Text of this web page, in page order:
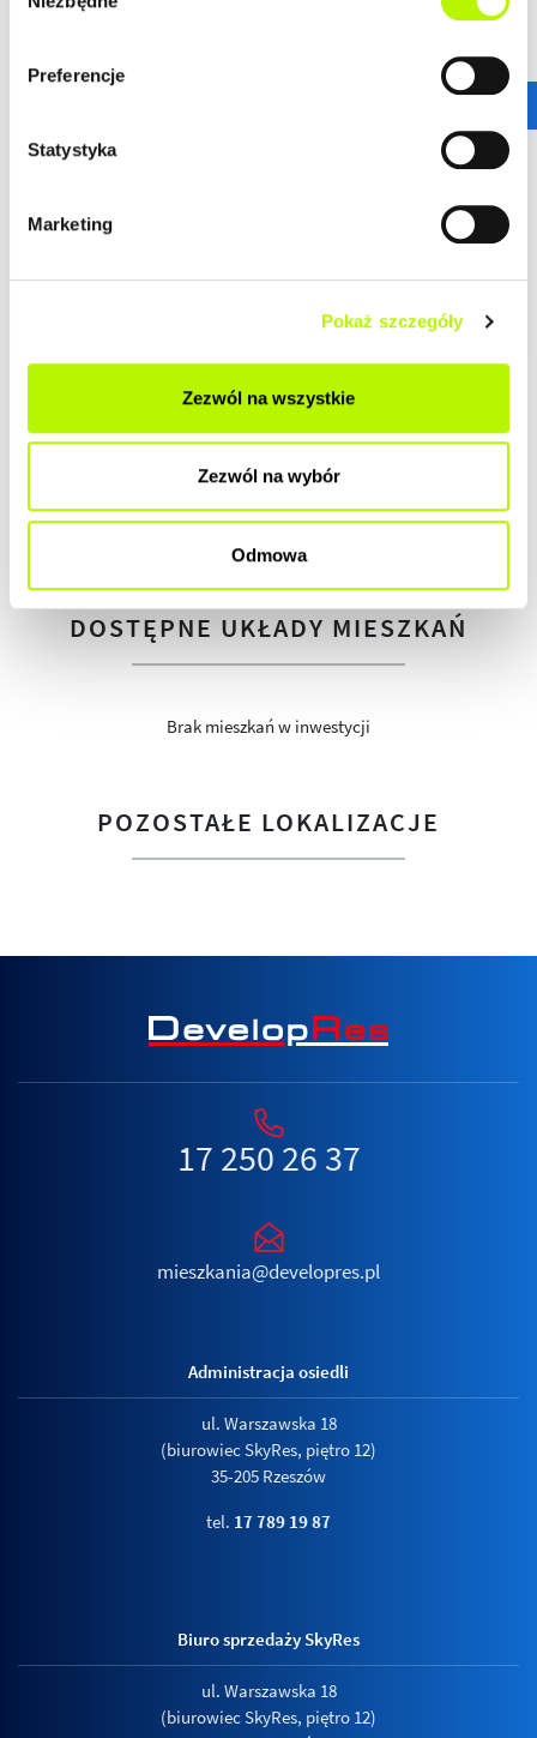
zgody
Preferencje
Statystyka
Marketing
Pokaż szczegóły
Zezwól na wszystkie
Zezwól na wybór
Odmowa
STANDARDY WYKOŃCZENIA
DEWELOPERSKI
DO ZAMIESZKANIA
HISTORIA ZMIAN CEN
HISTORIA
DOSTĘPNE UKŁADY MIESZKAŃ
Brak mieszkań w inwestycji
POZOSTAŁE LOKALIZACJE
17 250 26 37
mieszkania@developres.pl
Administracja osiedli
ul. Warszawska 18
(biurowiec SkyRes, piętro 12)
35-205 Rzeszów
tel. 17 789 19 87
Biuro sprzedaży SkyRes
ul. Warszawska 18
(biurowiec SkyRes, piętro 12)